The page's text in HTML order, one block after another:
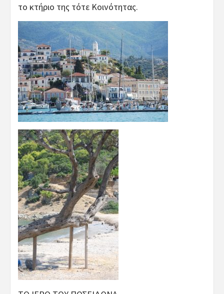
το κτήριο της τότε Κοινότητας.